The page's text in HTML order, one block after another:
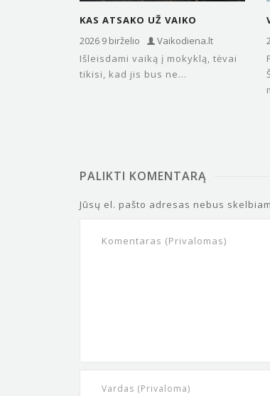
KAS ATSAKO UŽ VAIKO
SAUGUMĄ IR TRAUMAS
MOKYKLOJE? SVARBI
INFORMACIJA…
2026 9 birželio
Vaikodiena.lt
Išleisdami vaiką į mokyklą, tėvai
tikisi, kad jis bus ne...
PALIKTI KOMENTARĄ
Jūsų el. pašto adresas nebus